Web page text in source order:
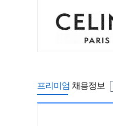
프리미엄 채용정보